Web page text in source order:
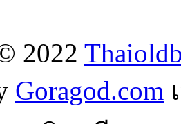
2022
Goragod.com